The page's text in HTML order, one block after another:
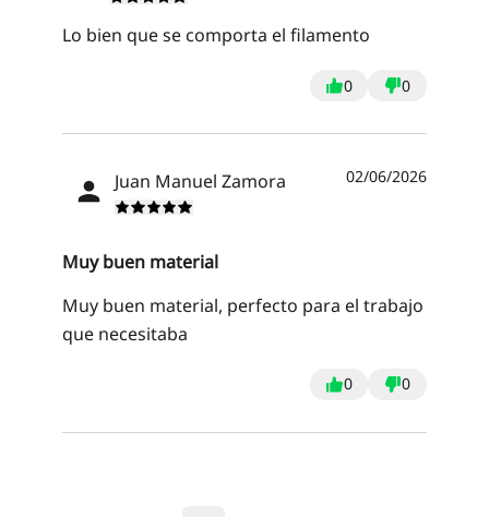
Lo bien que se comporta el filamento
0 0
Juan Manuel Zamora 02/06/2026
Muy buen material
Muy buen material, perfecto para el trabajo
que necesitaba
0 0